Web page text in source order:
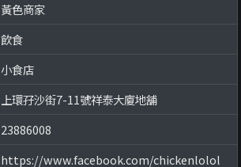
黃色商家
飲食
小食店
上環孖沙街7-11號祥泰大廈地舖
23886008
https://www.facebook.com/chickenlolol